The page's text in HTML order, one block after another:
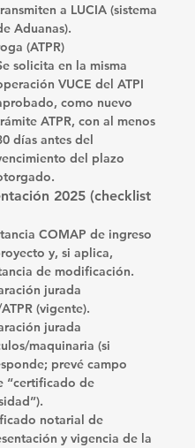
a LUCIA (sistema
Aduanas).
(ATPR)
solicita en la misma
VUCE del ATPI
como nuevo
ATPR, con al menos
días antes del
del plazo
2025 (checklist
COMAP de ingreso
y, si aplica,
de modificación.
jurada
(vigente).
jurada
maquinaria (si
prevé campo
“certificado de
notarial de
y vigencia de la